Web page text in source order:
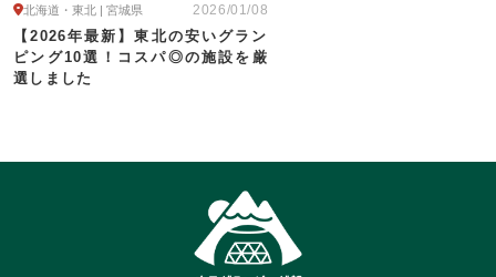
2026/01/08
北海道・東北 | 宮城県
【2026年最新】東北の安いグラン
ピング10選！コスパ◎の施設を厳
選しました